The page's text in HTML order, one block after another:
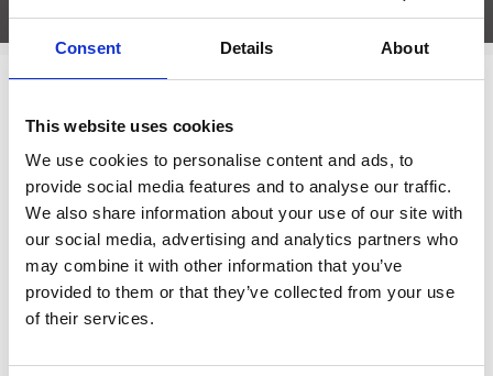
Consent Details About
This website uses cookies
We use cookies to personalise content and ads, to
provide social media features and to analyse our traffic.
We also share information about your use of our site with
our social media, advertising and analytics partners who
may combine it with other information that you’ve
provided to them or that they’ve collected from your use
of their services.
Kort & Kuvert
Kort & Kuvert /Kuvert
Kort & Kuvert / Kuvert /Kuvert C5
Prishistorik